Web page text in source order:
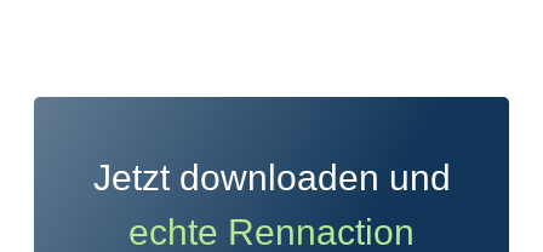
Jetzt downloaden und
echte Rennaction